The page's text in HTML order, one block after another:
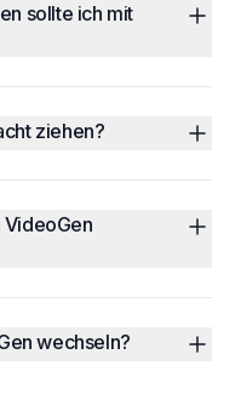
sollte ich mit
ziehen?
wechseln?